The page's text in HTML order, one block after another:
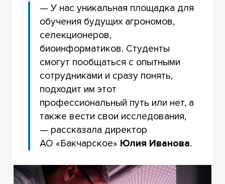
— У нас уникальная площадка для
обучения будущих агрономов,
селекционеров,
биоинформатиков. Студенты
смогут пообщаться с опытными
сотрудниками и сразу понять,
подходит им этот
профессиональный путь или нет, а
также вести свои исследования,
— рассказала директор
АО «Бакчарское» Юлия Иванова.